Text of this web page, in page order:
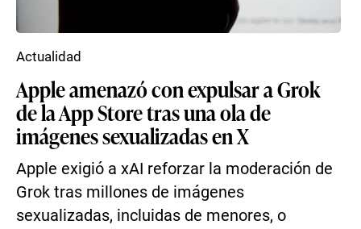
Apple amenazó con expulsar a Grok
de la App Store tras una ola de
imágenes sexualizadas en X
Apple exigió a xAI reforzar la moderación de
Grok tras millones de imágenes
sexualizadas, incluidas de menores, o
Actualidad